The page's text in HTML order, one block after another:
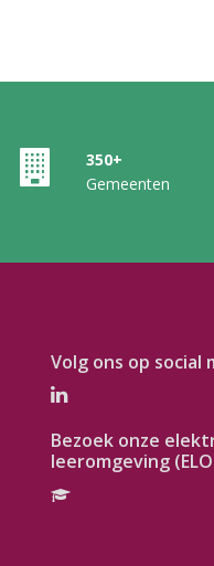
350+
Gemeenten
Volg ons op social
Bezoek onze
leeromgeving